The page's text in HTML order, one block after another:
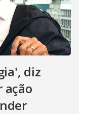
diz
ação